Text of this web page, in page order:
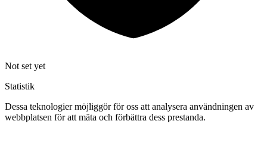
Not set yet
Statistik
Dessa teknologier möjliggör för oss att analysera användningen av
webbplatsen för att mäta och förbättra dess prestanda.